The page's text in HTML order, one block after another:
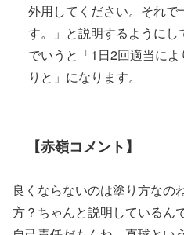
外用してください。それ
す。」と説明するように
でいうと「1日2回適当に
りと」になります。
【赤嶺コメント】
良くならないのは塗り方なの
方？ちゃんと説明しているん